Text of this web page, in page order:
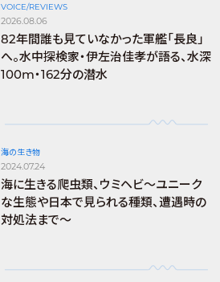
VOICE/REVIEWS
2026.08.06
82年間誰も見ていなかった軍艦「長良」
へ。水中探検家・伊左治佳孝が語る、水深
100m・162分の潜水
海の生き物
2024.07.24
海に生きる爬虫類、ウミヘビ～ユニーク
な生態や日本で見られる種類、遭遇時の
対処法まで～